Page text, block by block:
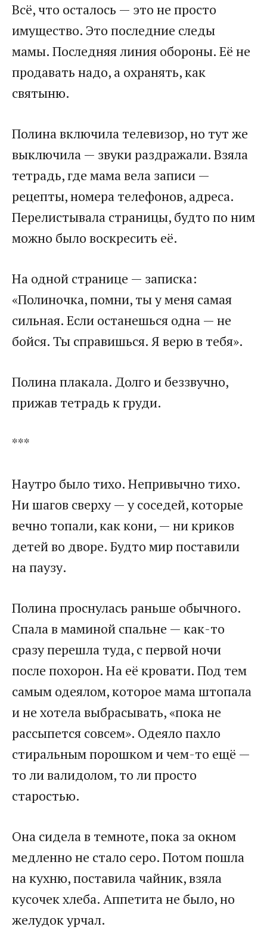
Всё, что осталось — это не просто
имущество. Это последние следы
мамы. Последняя линия обороны. Её не
продавать надо, а охранять, как
святыню.
Полина включила телевизор, но тут же
выключила — звуки раздражали. Взяла
тетрадь, где мама вела записи —
рецепты, номера телефонов, адреса.
Перелистывала страницы, будто по ним
можно было воскресить её.
На одной странице — записка:
«Полиночка, помни, ты у меня самая
сильная. Если останешься одна — не
бойся. Ты справишься. Я верю в тебя».
Полина плакала. Долго и беззвучно,
прижав тетрадь к груди.
***
Наутро было тихо. Непривычно тихо.
Ни шагов сверху — у соседей, которые
вечно топали, как кони, — ни криков
детей во дворе. Будто мир поставили
на паузу.
Полина проснулась раньше обычного.
Спала в маминой спальне — как-то
сразу перешла туда, с первой ночи
после похорон. На её кровати. Под тем
самым одеялом, которое мама штопала
и не хотела выбрасывать, «пока не
рассыпется совсем». Одеяло пахло
стиральным порошком и чем-то ещё —
то ли валидолом, то ли просто
старостью.
Она сидела в темноте, пока за окном
медленно не стало серо. Потом пошла
на кухню, поставила чайник, взяла
кусочек хлеба. Аппетита не было, но
желудок урчал.